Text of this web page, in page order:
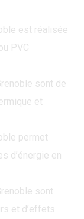
est réalisée
PVC
sont de
et
permet
d’énergie en
sont
et d’effets